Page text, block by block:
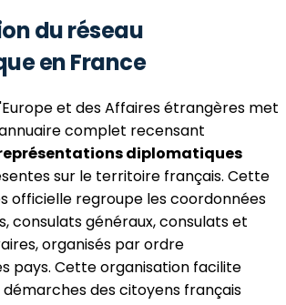
du réseau
en France
et des Affaires étrangères met
complet recensant
diplomatiques
sur le territoire français. Cette
officielle regroupe les coordonnées
consulats généraux, consulats et
organisés par ordre
pays. Cette organisation facilite
des citoyens français